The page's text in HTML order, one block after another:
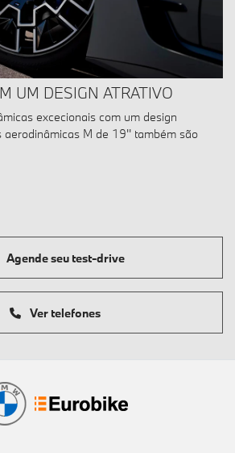
UM DESIGN ATRATIVO
excecionais com um design
aerodinâmicas M de 19'' também são
Ver telefones
Agende seu test-drive